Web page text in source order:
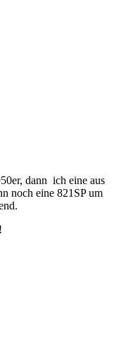
dann ich eine aus
noch eine 821SP um